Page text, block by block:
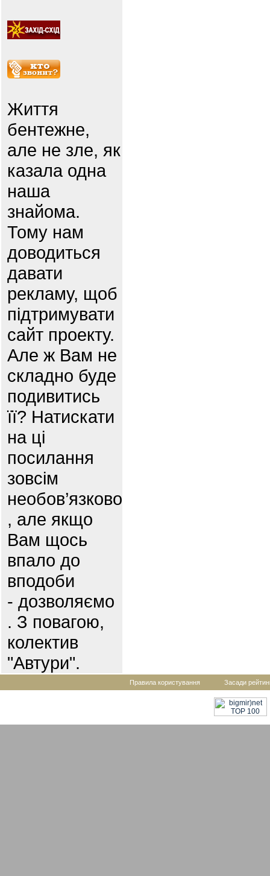
Життя
бентежне,
але не зле, як
казала одна
наша
знайома.
Тому нам
доводиться
давати
рекламу, щоб
підтримувати
сайт проекту.
Але ж Вам не
складно буде
подивитись
її? Натискати
на ці
посилання
зовсім
необов’язково
, але якщо
Вам щось
впало до
вподоби
- дозволяємо
. З повагою,
колектив
"Автури".
Правила користування Засади